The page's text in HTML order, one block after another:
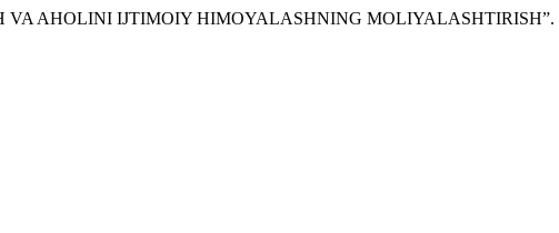
VA AHOLINI IJTIMOIY HIMOYALASHNING MOLIYALASHTIRISH”.